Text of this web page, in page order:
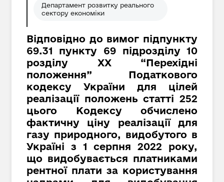
Департамент розвитку реального
сектору економіки
Відповідно до вимог підпункту
69.31 пункту 69 підрозділу 10
розділу XX “Перехідні
положення” Податкового
кодексу України для цілей
реалізації положень статті 252
цього Кодексу обчислено
фактичну ціну реалізації для
газу природного, видобутого в
Україні з 1 серпня 2022 року,
що видобувається платниками
рентної плати за користування